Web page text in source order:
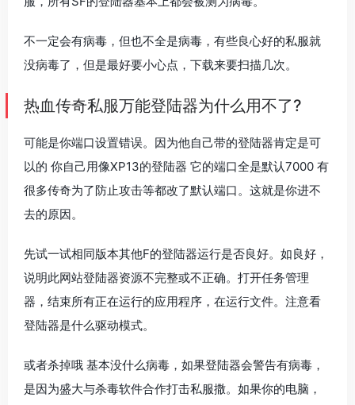
不一定会有病毒，但也不全是病毒，有些良心好的私服就
没病毒了，但是最好要小心点，下载来要扫描几次。
热血传奇私服万能登陆器为什么用不了?
可能是你端口设置错误。因为他自己带的登陆器肯定是可
以的 你自己用像XP13的登陆器 它的端口全是默认7000 有
很多传奇为了防止攻击等都改了默认端口。这就是你进不
去的原因。
先试一试相同版本其他F的登陆器运行是否良好。如良好，
说明此网站登陆器资源不完整或不正确。打开任务管理
器，结束所有正在运行的应用程序，在运行文件。注意看
登陆器是什么驱动模式。
或者杀掉哦 基本没什么病毒，如果登陆器会警告有病毒，
是因为盛大与杀毒软件合作打击私服撒。如果你的电脑，